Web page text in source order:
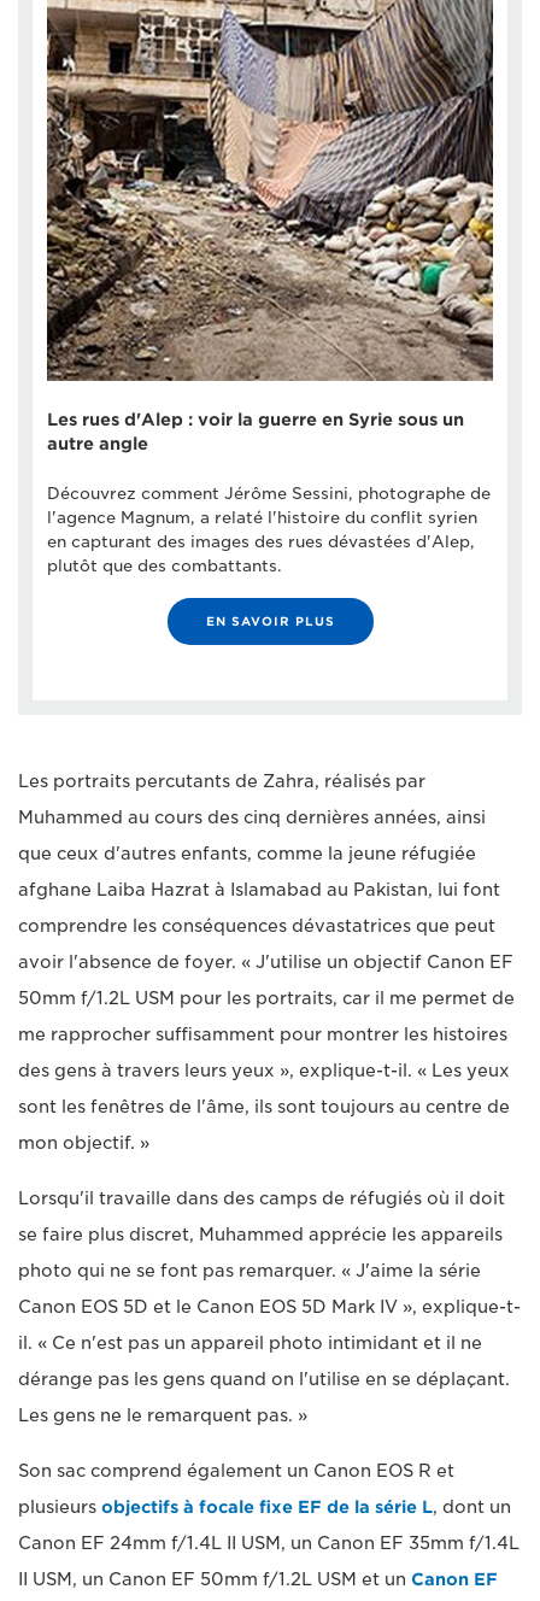
Les rues d'Alep : voir la guerre en Syrie sous un
autre angle
Découvrez comment Jérôme Sessini, photographe de
l'agence Magnum, a relaté l'histoire du conflit syrien
en capturant des images des rues dévastées d'Alep,
plutôt que des combattants.
EN SAVOIR PLUS
Les portraits percutants de Zahra, réalisés par
Muhammed au cours des cinq dernières années, ainsi
que ceux d'autres enfants, comme la jeune réfugiée
afghane Laiba Hazrat à Islamabad au Pakistan, lui font
comprendre les conséquences dévastatrices que peut
avoir l'absence de foyer. « J'utilise un objectif Canon EF
50mm f/1.2L USM pour les portraits, car il me permet de
me rapprocher suffisamment pour montrer les histoires
des gens à travers leurs yeux », explique-t-il. « Les yeux
sont les fenêtres de l'âme, ils sont toujours au centre de
mon objectif. »
Lorsqu'il travaille dans des camps de réfugiés où il doit
se faire plus discret, Muhammed apprécie les appareils
photo qui ne se font pas remarquer. « J'aime la série
Canon EOS 5D et le Canon EOS 5D Mark IV », explique-t-
il. « Ce n'est pas un appareil photo intimidant et il ne
dérange pas les gens quand on l'utilise en se déplaçant.
Les gens ne le remarquent pas. »
Son sac comprend également un Canon EOS R et
plusieurs objectifs à focale fixe EF de la série L, dont un
Canon EF 24mm f/1.4L II USM, un Canon EF 35mm f/1.4L
II USM, un Canon EF 50mm f/1.2L USM et un Canon EF